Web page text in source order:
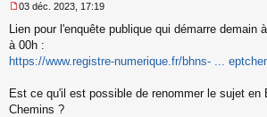
e
s
s
a
e
n
03 déc. 2023, 17:19
Lien pour l'enquête publique qui démarre demain
à 00h :
https://www.registre-numerique.fr/bhns- ...
Est ce qu'il est possible de renommer le sujet en
Chemins ?